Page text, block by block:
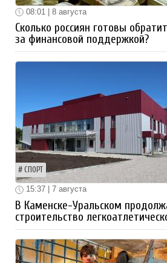
08:01 | 8 августа
Сколько россиян готовы
за финансовой поддержкой?
СПОРТ
15:37 | 7 августа
В Каменске-Уральском
строительство